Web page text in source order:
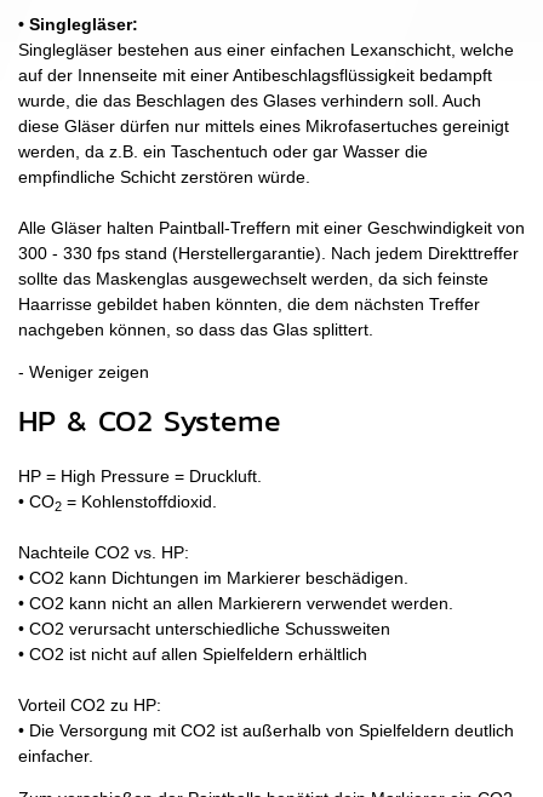
• Singlegläser:
Singlegläser bestehen aus einer einfachen Lexanschicht, welche
auf der Innenseite mit einer Antibeschlagsflüssigkeit bedampft
wurde, die das Beschlagen des Glases verhindern soll. Auch
diese Gläser dürfen nur mittels eines Mikrofasertuches gereinigt
werden, da z.B. ein Taschentuch oder gar Wasser die
empfindliche Schicht zerstören würde.
Alle Gläser halten Paintball-Treffern mit einer Geschwindigkeit von
300 - 330 fps stand (Herstellergarantie). Nach jedem Direkttreffer
sollte das Maskenglas ausgewechselt werden, da sich feinste
Haarrisse gebildet haben könnten, die dem nächsten Treffer
nachgeben können, so dass das Glas splittert.
HP & CO2 Systeme
HP = High Pressure = Druckluft.
• CO2 = Kohlenstoffdioxid.
Nachteile CO2 vs. HP:
• CO2 kann Dichtungen im Markierer beschädigen.
• CO2 kann nicht an allen Markierern verwendet werden.
• CO2 verursacht unterschiedliche Schussweiten
• CO2 ist nicht auf allen Spielfeldern erhältlich
Vorteil CO2 zu HP:
• Die Versorgung mit CO2 ist außerhalb von Spielfeldern deutlich
einfacher.